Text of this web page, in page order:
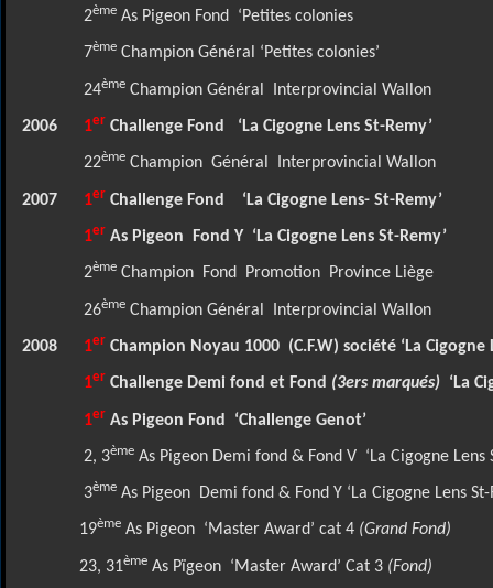
2ème As Pigeon Fond ‘Petites colonies
7ème Champion Général ‘Petites colonies’
24ème Champion Général Interprovincial Wallon
2006 1er Challenge Fond ‘La Cigogne Lens St-Remy’
22ème Champion Général Interprovincial Wallon
2007 1er Challenge Fond ‘La Cigogne Lens- St-Remy’
1er As Pigeon Fond Y ‘La Cigogne Lens St-Remy’
2ème Champion Fond Promotion Province Liège
26ème Champion Général Interprovincial Wallon
2008 1er Champion Noyau 1000 (C.F.W) société ‘La Cigogne
1er Challenge Demi fond et Fond (3ers marqués) ‘La
1er As Pigeon Fond ‘Challenge Genot’
2, 3ème As Pigeon Demi fond & Fond V ‘La Cigogne Lens
3ème As Pigeon Demi fond & Fond Y ‘La Cigogne Lens St-
19ème As Pigeon ‘Master Award’ cat 4 (Grand Fond)
23, 31ème As Pïgeon ‘Master Award’ Cat 3 (Fond)